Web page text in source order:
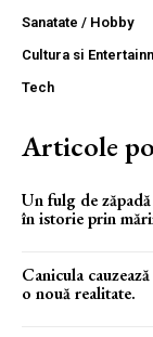
Sanatate / Hobby
Cultura si
Tech
Articole
Un fulg de
în istorie prin
Canicula
o nouă realitate.